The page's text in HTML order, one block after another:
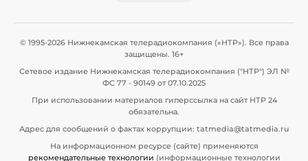
© 1995-2026 Нижнекамская телерадиокомпания («НТР»). Все права
защищены. 16+
Сетевое издание Нижнекамская телерадиокомпания ("НТР") ЭЛ №
ФС 77 - 90149 от 07.10.2025
При использовании материалов гиперссылка на сайт НТР 24
обязательна.
Адрес для сообщений о фактах коррупции: tatmedia@tatmedia.ru
На информационном ресурсе (сайте) применяются
рекомендательные технологии (информационные технологии